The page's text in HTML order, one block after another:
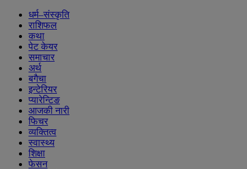
धर्म–संस्कृति
राशिफल
कथा
पेट केयर
समाचार
अर्थ
बगैचा
इन्टेरियर
प्यारेन्टिङ
आजकी नारी
फिचर
व्यक्तित्व
स्वास्थ्य
शिक्षा
फेसन